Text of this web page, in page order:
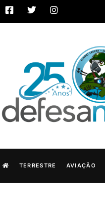
TERRESTRE AVIAÇÃO